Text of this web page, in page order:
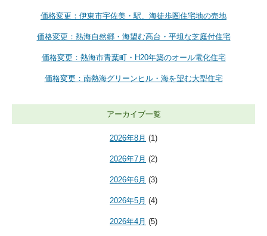
価格変更：伊東市宇佐美・駅、海徒歩圏住宅地の売地
価格変更：熱海自然郷・海望む高台・平坦な芝庭付住宅
価格変更：熱海市青葉町・H20年築のオール電化住宅
価格変更：南熱海グリーンヒル・海を望む大型住宅
アーカイブ一覧
2026年8月 (1)
2026年7月 (2)
2026年6月 (3)
2026年5月 (4)
2026年4月 (5)